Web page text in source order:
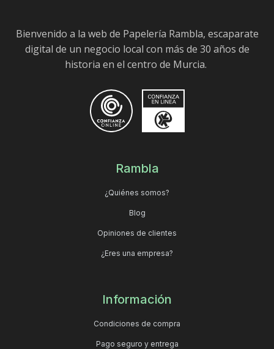
Bienvenido a la web de Papelería Rambla, escaparate
digital de un negocio local con más de 30 años de
historia en el centro de Murcia.
Rambla
¿Quiénes somos?
Blog
Opiniones de clientes
¿Eres una empresa?
Información
Condiciones de compra
Pago seguro y entrega